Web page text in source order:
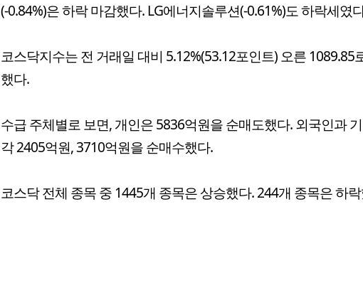
(-0.84%)은 하락 마감했다. LG에너지솔루션(-0.61%)도 하락세였
코스닥지수는 전 거래일 대비 5.12%(53.12포인트) 오른 1089.85
했다.
수급 주체별로 보면, 개인은 5836억원을 순매도했다. 외국인과
각 2405억원, 3710억원을 순매수했다.
코스닥 전체 종목 중 1445개 종목은 상승했다. 244개 종목은 하